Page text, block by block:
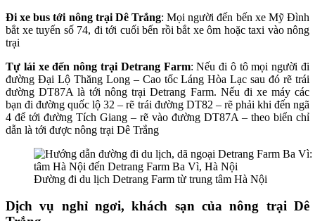
Đi xe bus tới nông trại Dê Trắng: Mọi người đến bến xe Mỹ Đình
bắt xe tuyến số 74, đi tới cuối bến rồi bắt xe ôm hoặc taxi vào nông
trại
Tự lái xe đến nông trại Detrang Farm: Nếu đi ô tô mọi người đi
đường Đại Lộ Thăng Long – Cao tốc Láng Hòa Lạc sau đó rẽ trái
đường DT87A là tới nông trại Detrang Farm. Nếu đi xe máy các
bạn đi đường quốc lộ 32 – rẽ trái đường DT82 – rẽ phải khi đến ngã
4 để tới đường Tích Giang – rẽ vào đường DT87A – theo biển chỉ
dẫn là tới được nông trại Dê Trắng
Đường đi du lịch Detrang Farm từ trung tâm Hà Nội
Dịch vụ nghỉ ngơi, khách sạn của nông trại Dê